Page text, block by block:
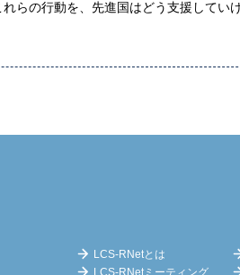
らの行動を、先進国はどう支援してい
LCS-RNetとは
LCS-RNetミーティング